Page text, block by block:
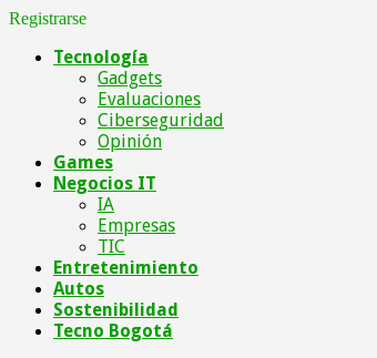
Registrarse
Tecnología
Gadgets
Evaluaciones
Ciberseguridad
Opinión
Games
Negocios IT
IA
Empresas
TIC
Entretenimiento
Autos
Sostenibilidad
Tecno Bogotá